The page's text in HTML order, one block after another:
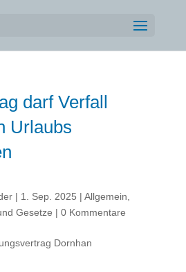
darf Verfall
Urlaubs
| 1. Sep. 2025 | Allgemein
Gesetze | 0 Kommentare